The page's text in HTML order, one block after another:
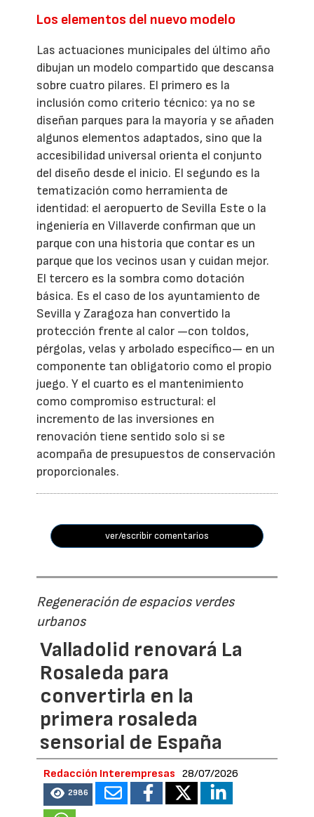
Los elementos del nuevo modelo
Las actuaciones municipales del último año
dibujan un modelo compartido que descansa
sobre cuatro pilares. El primero es la
inclusión como criterio técnico: ya no se
diseñan parques para la mayoría y se añaden
algunos elementos adaptados, sino que la
accesibilidad universal orienta el conjunto
del diseño desde el inicio. El segundo es la
tematización como herramienta de
identidad: el aeropuerto de Sevilla Este o la
ingeniería en Villaverde confirman que un
parque con una historia que contar es un
parque que los vecinos usan y cuidan mejor.
El tercero es la sombra como dotación
básica. Es el caso de los ayuntamiento de
Sevilla y Zaragoza han convertido la
protección frente al calor —con toldos,
pérgolas, velas y arbolado específico— en un
componente tan obligatorio como el propio
juego. Y el cuarto es el mantenimiento
como compromiso estructural: el
incremento de las inversiones en
renovación tiene sentido solo si se
acompaña de presupuestos de conservación
proporcionales.
ver/escribir comentarios
Regeneración de espacios verdes
urbanos
Valladolid renovará La
Rosaleda para
convertirla en la
primera rosaleda
sensorial de España
Redacción Interempresas 28/07/2026
2986